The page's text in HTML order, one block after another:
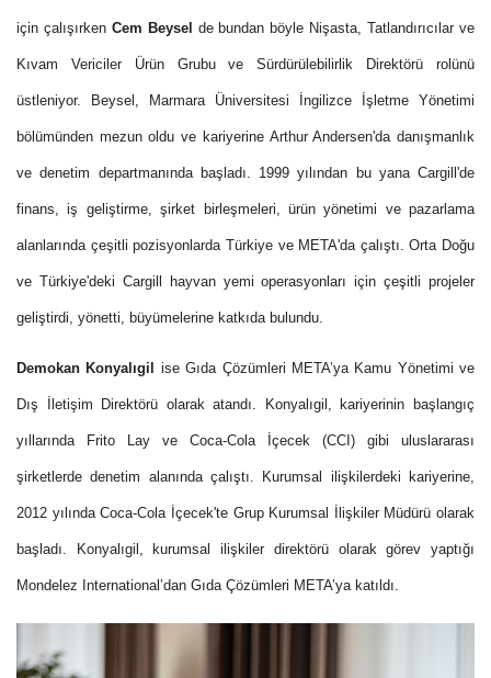
için çalışırken Cem Beysel de bundan böyle Nişasta, Tatlandırıcılar ve
Kıvam Vericiler Ürün Grubu ve Sürdürülebilirlik Direktörü rolünü
üstleniyor. Beysel, Marmara Üniversitesi İngilizce İşletme Yönetimi
bölümünden mezun oldu ve kariyerine Arthur Andersen'da danışmanlık
ve denetim departmanında başladı. 1999 yılından bu yana Cargill'de
finans, iş geliştirme, şirket birleşmeleri, ürün yönetimi ve pazarlama
alanlarında çeşitli pozisyonlarda Türkiye ve META'da çalıştı. Orta Doğu
ve Türkiye'deki Cargill hayvan yemi operasyonları için çeşitli projeler
geliştirdi, yönetti, büyümelerine katkıda bulundu.
Demokan Konyalıgil ise Gıda Çözümleri META’ya Kamu Yönetimi ve
Dış İletişim Direktörü olarak atandı. Konyalıgil, kariyerinin başlangıç
yıllarında Frito Lay ve Coca-Cola İçecek (CCI) gibi uluslararası
şirketlerde denetim alanında çalıştı. Kurumsal ilişkilerdeki kariyerine,
2012 yılında Coca-Cola İçecek'te Grup Kurumsal İlişkiler Müdürü olarak
başladı. Konyalıgil, kurumsal ilişkiler direktörü olarak görev yaptığı
Mondelez International’dan Gıda Çözümleri META’ya katıldı.